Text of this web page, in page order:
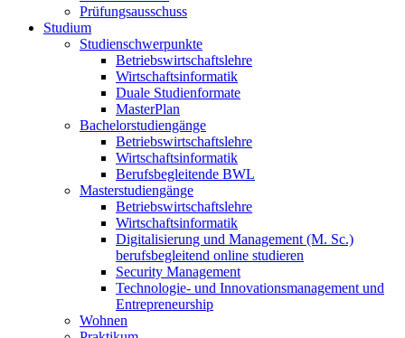
Prüfungsausschuss
Studium
Studienschwerpunkte
Betriebswirtschaftslehre
Wirtschaftsinformatik
Duale Studienformate
MasterPlan
Bachelorstudiengänge
Betriebswirtschaftslehre
Wirtschaftsinformatik
Berufsbegleitende BWL
Masterstudiengänge
Betriebswirtschaftslehre
Wirtschaftsinformatik
Digitalisierung und Management (M. Sc.)
berufsbegleitend online studieren
Security Management
Technologie- und Innovationsmanagement und
Entrepreneurship
Wohnen